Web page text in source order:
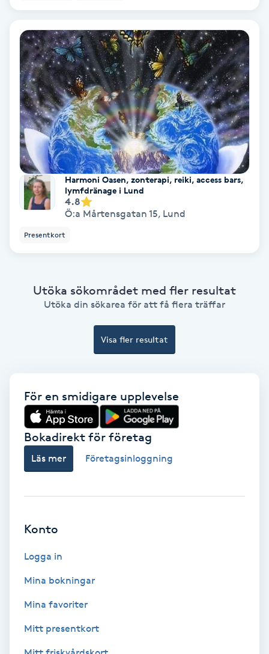
Ansiktsbehandling djuprengörande
Babylights
Balayage
Bambumassage
Barber
Barnklippning
Bottenfärg
Brynplockning
Bröllopsuppsättning
Cryoterapi
Damklippning
Harmoni Oasen, zonterapi, reiki, access bars,
lymfdränage i Lund
4.8
Ö:a Mårtensgatan 15, Lund
Presentkort
Utöka sökområdet med fler resultat
Utöka din sökarea för att få flera träffar
Visa fler resultat
För en smidigare upplevelse
Bokadirekt för företag
Läs mer Företagsinloggning
Konto
Logga in
Mina bokningar
Mina favoriter
Mitt presentkort